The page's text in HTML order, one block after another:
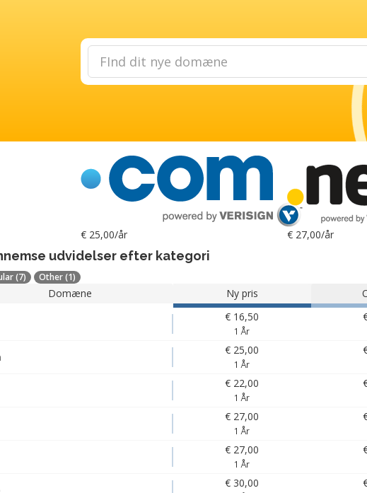
€ 25,00/år € 27,00/år
udvidelser efter kategori
(7) Other (1)
Domæne Ny pris
€ 16,50
1 År
€ 25,00
1 År
€ 22,00
1 År
€ 27,00
1 År
€ 27,00
1 År
€ 30,00